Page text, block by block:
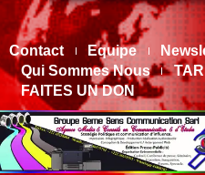
Contact Equipe
Qui Sommes Nous
FAITES UN DON